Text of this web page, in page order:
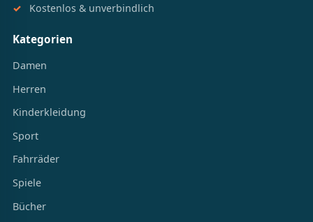
Kostenlos & unverbindlich
Kategorien
Damen
Herren
Kinderkleidung
Sport
Fahrräder
Spiele
Bücher